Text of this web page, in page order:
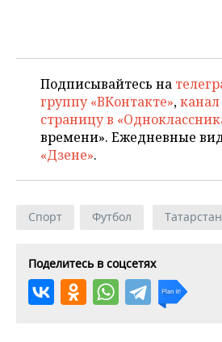
Подписывайтесь на
группу «ВКонтакте»,канал
страницу в
времени». Ежедневные
«Дзене».
Спорт Футбол Татарстан
Поделитесь в соцсетях